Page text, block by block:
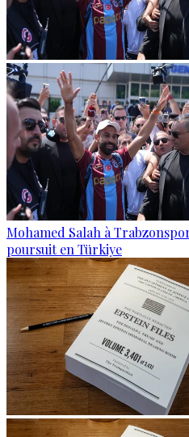
Mohamed Salah à
poursuit en Türkiye